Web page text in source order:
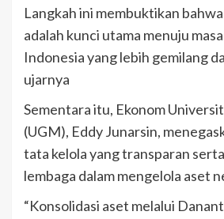
Langkah ini membuktikan
adalah kunci utama menuju
Indonesia yang lebih gemilang
ujarnya
Sementara itu, Ekonom
(UGM), Eddy Junarsin,
tata kelola yang transparan
lembaga dalam mengelola aset
“Konsolidasi aset melalui